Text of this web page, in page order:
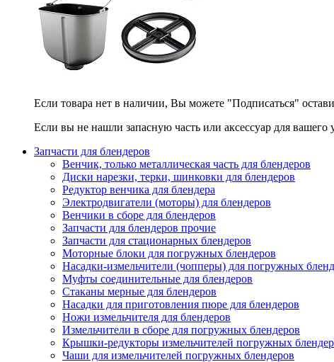
Если товара нет в наличии, Вы можете "Подписаться"
Если вы не нашли запасную часть или аксессуар для вашего
Запчасти для блендеров
Венчик, только металлическая часть для блендеров
Диски нарезки, терки, шинковки для блендеров
Редуктор венчика для блендера
Электродвигатели (моторы) для блендеров
Венчики в сборе для блендеров
Запчасти для блендеров прочие
Запчасти для стационарных блендеров
Моторные блоки для погружных блендеров
Насадки-измельчители (чопперы) для погружных
Муфты соединительные для блендеров
Стаканы мерные для блендеров
Насадки для приготовления пюре для блендеров
Ножи измельчителя для блендеров
Измельчители в сборе для погружных блендеров
Крышки-редукторы измельчителей погружных
Чаши для измельчителей погружных блендеров